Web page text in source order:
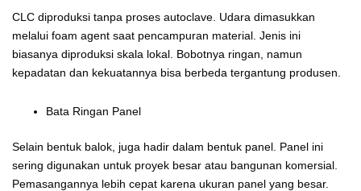
CLC diproduksi tanpa proses autoclave. Udara dimasukkan
melalui foam agent saat pencampuran material. Jenis ini
biasanya diproduksi skala lokal. Bobotnya ringan, namun
kepadatan dan kekuatannya bisa berbeda tergantung produsen.
Bata Ringan Panel
Selain bentuk balok, juga hadir dalam bentuk panel. Panel ini
sering digunakan untuk proyek besar atau bangunan komersial.
Pemasangannya lebih cepat karena ukuran panel yang besar.